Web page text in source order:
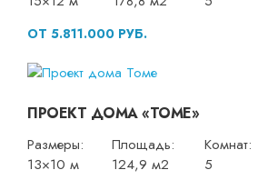
ОТ 5.811.000 РУБ.
ПРОЕКТ ДОМА «ТОМЕ»
Размеры:
13×10 м
Площадь:
124,9 м2
Комнат:
5